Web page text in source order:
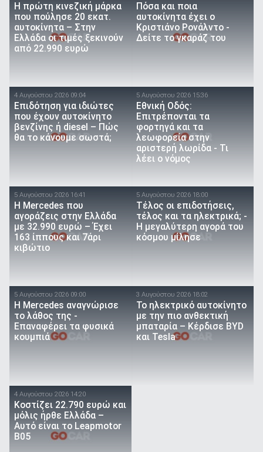
Η πρώτη κινεζική μάρκα
που πούλησε 20 εκατ.
αυτοκίνητα – Στην
Ελλάδα οι τιμές ξεκινούν
από 22.990 ευρώ
Πόσα και ποια
αυτοκίνητα έχει ο
Κριστιάνο Ρονάλντο -
Δείτε το γκαράζ του
4 Αυγούστου 2026 09:04
Επιδότηση για ιδιώτες
που έχουν αυτοκίνητο
βενζίνης ή diesel – Πώς
θα το κάνουμε σωστά;
5 Αυγούστου 2026 15:36
Εθνική Οδός:
Επιτρέπονται τα
φορτηγά και τα
λεωφορεία στην
αριστερή λωρίδα - Τι
λέει ο νόμος
5 Αυγούστου 2026 16:41
Η Mercedes που
αγοράζεις στην Ελλάδα
με 32.990 ευρώ – Έχει
163 ίππους και 7άρι
κιβώτιο
5 Αυγούστου 2026 18:00
Τέλος οι επιδοτήσεις,
τέλος και τα ηλεκτρικά; -
Η μεγαλύτερη αγορά του
κόσμου μίλησε
5 Αυγούστου 2026 09:00
Η Mercedes αναγνώρισε
το λάθος της -
Επαναφέρει τα φυσικά
κουμπιά
3 Αυγούστου 2026 18:02
Το ηλεκτρικό αυτοκίνητο
με την πιο ανθεκτική
μπαταρία – Κέρδισε BYD
και Tesla
4 Αυγούστου 2026 14:20
Κοστίζει 22.790 ευρώ και
μόλις ήρθε Ελλάδα –
Αυτό είναι το Leapmotor
B05